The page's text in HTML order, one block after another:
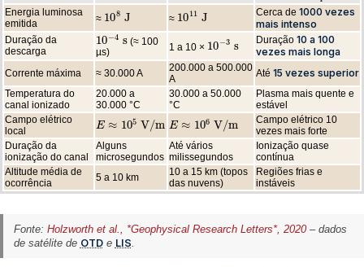
Energia luminosa
emitida
≈ 108 J
108 J ≈ 1011 J
1011 J
Cerca de 1000 vezes
mais intenso
Duração da
descarga
10−4 s
10−4 s (≈ 100
µs)
1 a 10 × 10−3 s
10 3 s
Duração 10 a 100
vezes mais longa
Corrente máxima ≈ 30.000 A
200.000 a 500.000
A
Até 15 vezes superior
Temperatura do
canal ionizado
20.000 a
30.000 °C
30.000 a 50.000
°C
Plasma mais quente e
estável
Campo elétrico
local
E ≈ 105 V/m
E≈ 10 5 V/m E ≈ 106 V/m
E≈ 10 6 V/m
Campo elétrico 10
vezes mais forte
Duração da
ionização do canal
Alguns
microsegundos
Até vários
milissegundos
Ionização quase
contínua
Altitude média de
ocorrência
5 a 10 km
10 a 15 km (topos
das nuvens)
Regiões frias e
instáveis
Fonte: Holzworth et al., *Geophysical Research Letters*, 2020– dados
de satélite de OTDe LIS.